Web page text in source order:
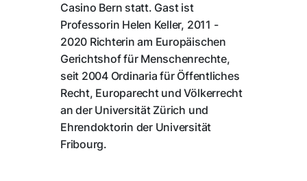
Casino Bern statt. Gast ist
Professorin Helen Keller, 2011 -
2020 Richterin am Europäischen
Gerichtshof für Menschenrechte,
seit 2004 Ordinaria für Öffentliches
Recht, Europarecht und Völkerrecht
an der Universität Zürich und
Ehrendoktorin der Universität
Fribourg.